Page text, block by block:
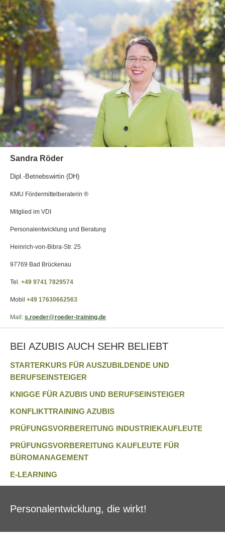
Sandra Röder
Dipl.-Betriebswirtin (DH)
KMU Fördermittelberaterin ®
Mitglied im VDI
Personalentwicklung und Beratung
Heinrich-von-Bibra-Str. 25
97769 Bad Brückenau
Tel. +49 9741 7829574
Mobil +49 17630662563
Mail: s.roeder@roeder-training.de
BEI AZUBIS AUCH SEHR BELIEBT
STARTERKURS FÜR AUSZUBILDENDE UND
BERUFSEINSTEIGER
KNIGGE FÜR AZUBIS UND BERUFSEINSTEIGER
KONFLIKTTRAINING AZUBIS
PRÜFUNGSVORBEREITUNG INDUSTRIEKAUFLEUTE
PRÜFUNGSVORBEREITUNG KAUFLEUTE FÜR
BÜROMANAGEMENT
E-LEARNING
Personalentwicklung, die wirkt!